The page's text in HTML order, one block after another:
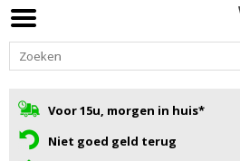
Voor 15u, morgen in huis*
Niet goed geld terug